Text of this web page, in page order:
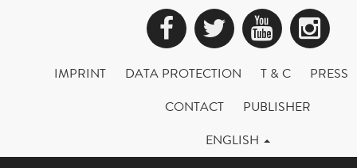
Facebook
Twitter
IMPRINT DATA PROTECTION T & C
PRESS
CONTACT
PUBLISHER
ENGLISH